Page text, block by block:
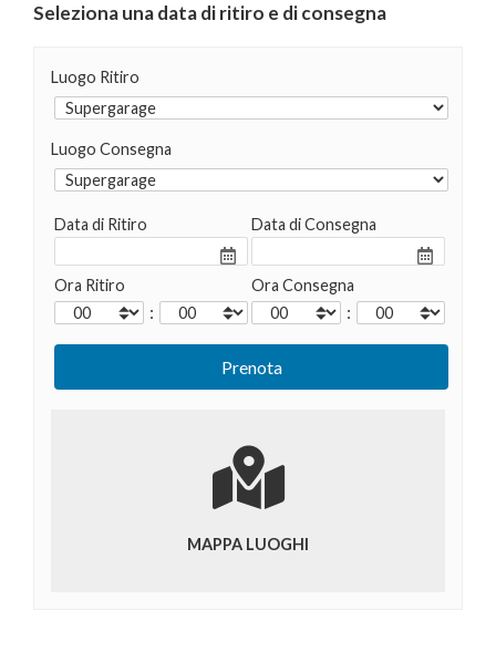
Seleziona una data di ritiro e di consegna
Luogo Ritiro
Luogo Consegna
Data di Ritiro
Ora Ritiro
:
Data di Consegna
Ora Consegna
:
MAPPA LUOGHI